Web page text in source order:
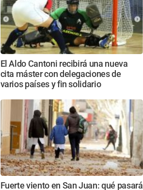
El Aldo Cantoni recibirá una nueva
cita máster con delegaciones de
varios países y fin solidario
Fuerte viento en San Juan: qué pasará